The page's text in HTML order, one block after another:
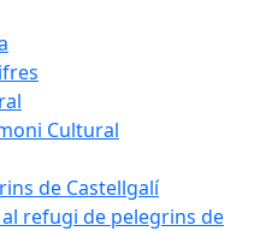
Cultural
de Castellgalí
refugi de pelegrins de